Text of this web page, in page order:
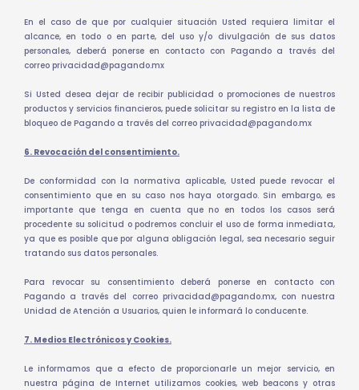
En el caso de que por cualquier situación Usted requiera limitar el
alcance, en todo o en parte, del uso y/o divulgación de sus datos
personales, deberá ponerse en contacto con Pagando a través del
correo privacidad@pagando.mx
Si Usted desea dejar de recibir publicidad o promociones de nuestros
productos y servicios financieros, puede solicitar su registro en la lista de
bloqueo de Pagando a través del correo privacidad@pagando.mx
6. Revocación del consentimiento.
De conformidad con la normativa aplicable, Usted puede revocar el
consentimiento que en su caso nos haya otorgado. Sin embargo, es
importante que tenga en cuenta que no en todos los casos será
procedente su solicitud o podremos concluir el uso de forma inmediata,
ya que es posible que por alguna obligación legal, sea necesario seguir
tratando sus datos personales.
Para revocar su consentimiento deberá ponerse en contacto con
Pagando a través del correo privacidad@pagando.mx, con nuestra
Unidad de Atención a Usuarios, quien le informará lo conducente.
7. Medios Electrónicos y Cookies.
Le informamos que a efecto de proporcionarle un mejor servicio, en
nuestra página de Internet utilizamos cookies, web beacons y otras